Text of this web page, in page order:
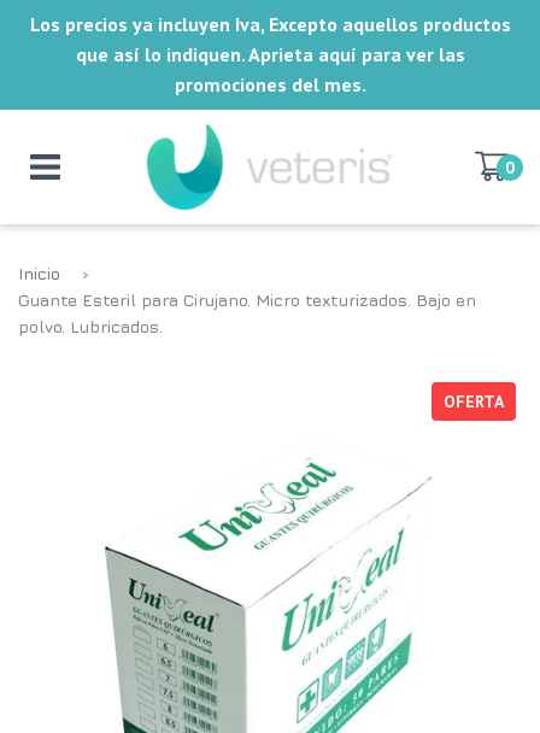
Los precios ya incluyen Iva, Excepto aquellos productos
que así lo indiquen. Aprieta aquí para ver las
promociones del mes.
0
Inicio
›
Guante Esteril para Cirujano. Micro texturizados. Bajo en
polvo. Lubricados.
OFERTA